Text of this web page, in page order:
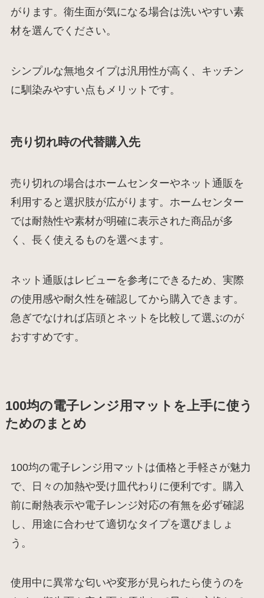
がります。衛生面が気になる場合は洗いやすい素
材を選んでください。
シンプルな無地タイプは汎用性が高く、キッチン
に馴染みやすい点もメリットです。
売り切れ時の代替購入先
売り切れの場合はホームセンターやネット通販を
利用すると選択肢が広がります。ホームセンター
では耐熱性や素材が明確に表示された商品が多
く、長く使えるものを選べます。
ネット通販はレビューを参考にできるため、実際
の使用感や耐久性を確認してから購入できます。
急ぎでなければ店頭とネットを比較して選ぶのが
おすすめです。
100均の電子レンジ用マットを上手に使う
ためのまとめ
100均の電子レンジ用マットは価格と手軽さが魅力
で、日々の加熱や受け皿代わりに便利です。購入
前に耐熱表示や電子レンジ対応の有無を必ず確認
し、用途に合わせて適切なタイプを選びましょ
う。
使用中に異常な匂いや変形が見られたら使うのを